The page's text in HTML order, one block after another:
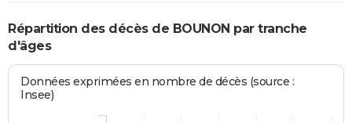
Répartition des décès de BOUNON par tranche
d'âges
Données exprimées en nombre de décès (source :
Insee)